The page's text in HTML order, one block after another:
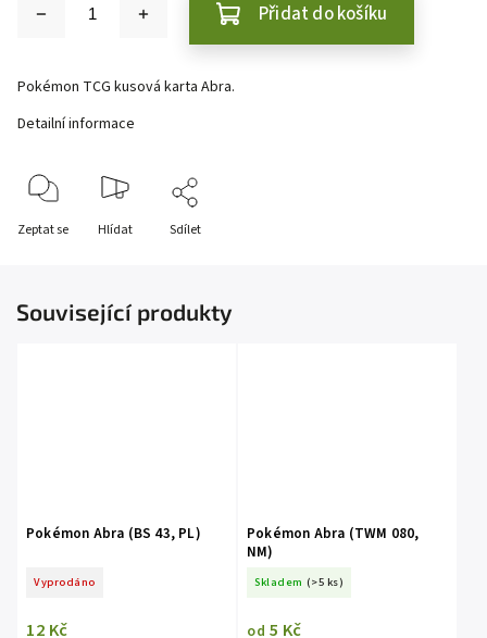
Přidat do košíku
Pokémon TCG kusová karta Abra.
Detailní informace
Zeptat se Hlídat Sdílet
Související produkty
Pokémon Abra (BS 43, PL)
Vyprodáno
12 Kč
Pokémon Abra (TWM 080,
NM)
Skladem (>5 ks)
od 5 Kč